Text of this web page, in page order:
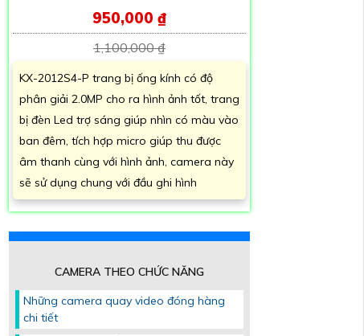
950,000 ₫
1,100,000 ₫
KX-2012S4-P trang bị ống kính có độ
phân giải 2.0MP cho ra hình ảnh tốt, trang
bị đèn Led trợ sáng giúp nhìn có màu vào
ban đêm, tích hợp micro giúp thu được
âm thanh cùng với hình ảnh, camera này
sẽ sử dụng chung với đầu ghi hình
CAMERA THEO CHỨC NĂNG
Những camera quay video đóng hàng
chi tiết